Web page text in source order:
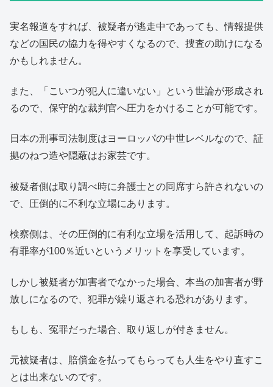
実名報道をすれば、被疑者が逃走中であっても、情報提供
などの国民の協力を得やすくなるので、捜査の助けになる
かもしれません。
また、「こいつが犯人に違いない」という世論が形成され
るので、保守的な裁判官へ圧力をかけることが可能です。
日本の刑事司法制度はヨーロッパの中世レベルなので、証
拠のねつ造や隠蔽はお家芸です。
被疑者側は取り調べ時に弁護士との同席すら許されないの
で、圧倒的に不利な立場にあります。
検察側は、その圧倒的に有利な立場を活用して、起訴時の
有罪率が100％近いというメリットを享受しています。
しかし被疑者が加害者でなかった場合、本当の加害者が野
放しになるので、犯罪が繰り返される恐れがあります。
もしも、冤罪だった場合、取り返しが付きません。
元被疑者は、賠償金を払ってもらっても人生をやり直すこ
とは出来ないのです。